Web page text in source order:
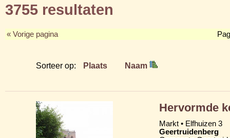
3755 resultaten
« Vorige pagina
Sorteer op: Plaats Naam
Hervormde
Markt • Elfhuizen 3
Geertruidenberg